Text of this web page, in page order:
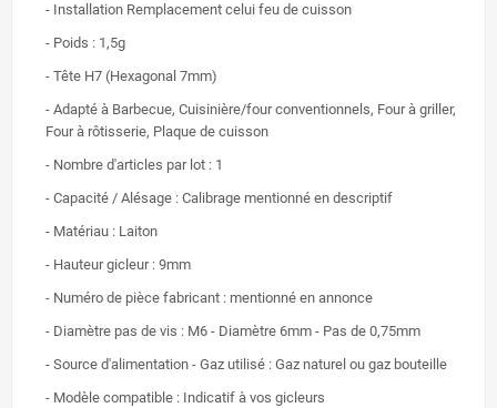
- Installation Remplacement celui feu de cuisson
- Poids : 1,5g
- Tête H7 (Hexagonal 7mm)
- Adapté à Barbecue, Cuisinière/four conventionnels, Four à griller,
Four à rôtisserie, Plaque de cuisson
- Nombre d'articles par lot : 1
- Capacité / Alésage : Calibrage mentionné en descriptif
- Matériau : Laiton
- Hauteur gicleur : 9mm
- Numéro de pièce fabricant : mentionné en annonce
- Diamètre pas de vis : M6 - Diamètre 6mm - Pas de 0,75mm
- Source d'alimentation - Gaz utilisé : Gaz naturel ou gaz bouteille
- Modèle compatible : Indicatif à vos gicleurs